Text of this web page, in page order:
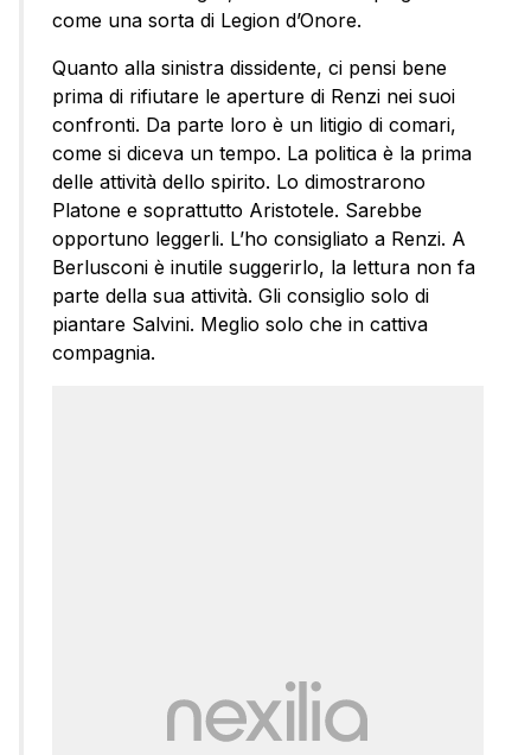
come una sorta di Legion d’Onore.
Quanto alla sinistra dissidente, ci pensi bene
prima di rifiutare le aperture di Renzi nei suoi
confronti. Da parte loro è un litigio di comari,
come si diceva un tempo. La politica è la prima
delle attività dello spirito. Lo dimostrarono
Platone e soprattutto Aristotele. Sarebbe
opportuno leggerli. L’ho consigliato a Renzi. A
Berlusconi è inutile suggerirlo, la lettura non fa
parte della sua attività. Gli consiglio solo di
piantare Salvini. Meglio solo che in cattiva
compagnia.